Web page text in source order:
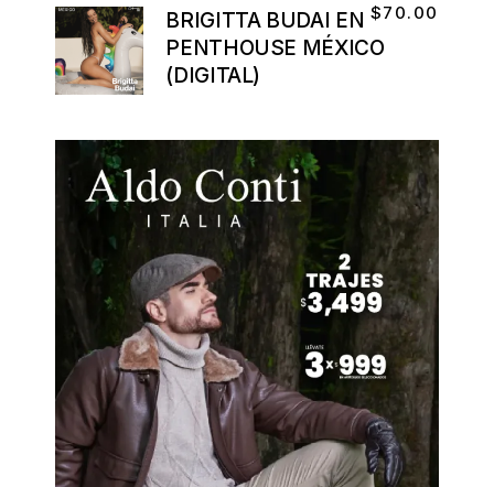
BRIGITTA BUDAI EN
PENTHOUSE MÉXICO
(DIGITAL)
$70.00